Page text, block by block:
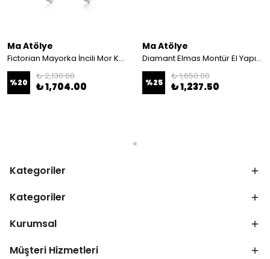
Ma Atölye
Fictorian Mayorka İncili Mor Küpe
%20
₺ 2,130.00
₺ 1,704.00
Ma Atölye
Diamant Elmas Montür El Yapımı Salyangoz Broş
%25
₺ 1,650.00
₺ 1,237.50
Kategoriler
Kategoriler
Kurumsal
Müşteri Hizmetleri